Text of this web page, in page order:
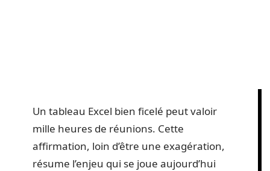
Un tableau Excel bien ficelé peut valoir
mille heures de réunions. Cette
affirmation, loin d’être une exagération,
résume l’enjeu qui se joue aujourd’hui